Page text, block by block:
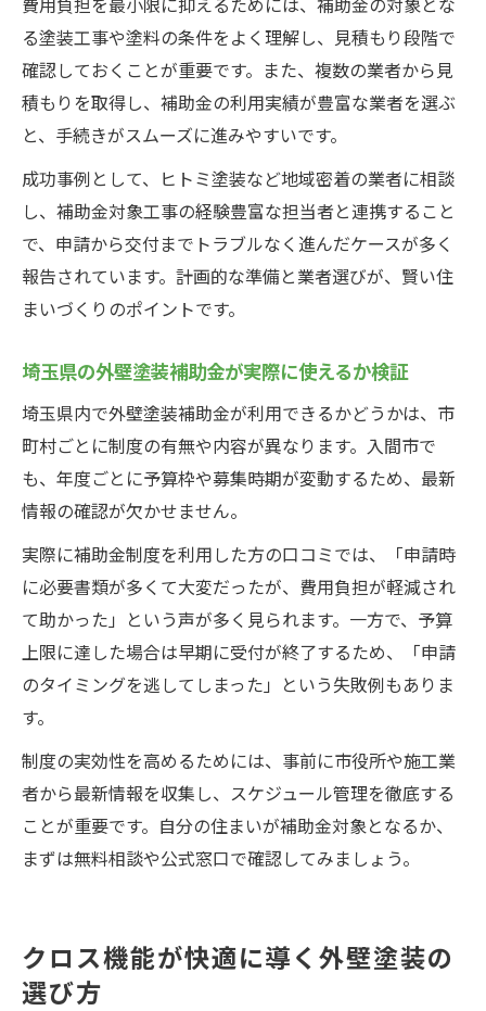
る塗装工事や塗料の条件をよく理解し、見積もり段階で
確認しておくことが重要です。また、複数の業者から見
積もりを取得し、補助金の利用実績が豊富な業者を選ぶ
と、手続きがスムーズに進みやすいです。
成功事例として、ヒトミ塗装など地域密着の業者に相談
し、補助金対象工事の経験豊富な担当者と連携すること
で、申請から交付までトラブルなく進んだケースが多く
報告されています。計画的な準備と業者選びが、賢い住
まいづくりのポイントです。
埼玉県の外壁塗装補助金が実際に使えるか検証
埼玉県内で外壁塗装補助金が利用できるかどうかは、市
町村ごとに制度の有無や内容が異なります。入間市で
も、年度ごとに予算枠や募集時期が変動するため、最新
情報の確認が欠かせません。
実際に補助金制度を利用した方の口コミでは、「申請時
に必要書類が多くて大変だったが、費用負担が軽減され
て助かった」という声が多く見られます。一方で、予算
上限に達した場合は早期に受付が終了するため、「申請
のタイミングを逃してしまった」という失敗例もありま
す。
制度の実効性を高めるためには、事前に市役所や施工業
者から最新情報を収集し、スケジュール管理を徹底する
ことが重要です。自分の住まいが補助金対象となるか、
まずは無料相談や公式窓口で確認してみましょう。
クロス機能が快適に導く外壁塗装の
選び方